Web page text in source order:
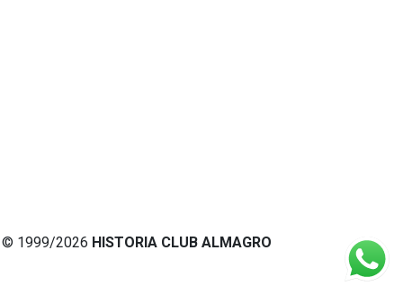
© 1999/2026 HISTORIA CLUB ALMAGRO